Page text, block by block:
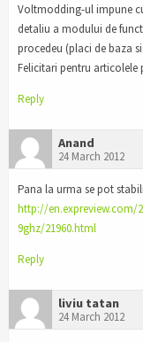
Voltmodding-ul impune
detaliu a modului de
procedeu (placi de baza
Felicitari pentru articolele
Reply
Anand
24 March 2012
Pana la urma se pot
http://en.expreview.com/
9ghz/21960.html
Reply
liviu tatan
24 March 2012